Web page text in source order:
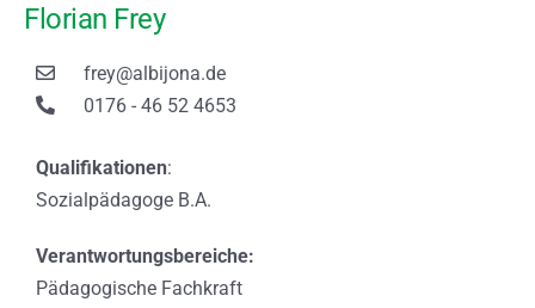
Florian Frey
frey@albijona.de
0176 - 46 52 4653
Qualifikationen:
Sozialpädagoge B.A.
Verantwortungsbereiche:
Pädagogische Fachkraft